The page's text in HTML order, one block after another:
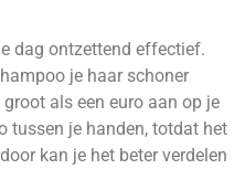
dag ontzettend effectief.
je haar schoner
als een euro aan op je
tussen je handen, totdat het
kan je het beter verdelen